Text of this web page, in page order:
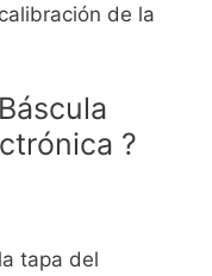
de la
?
tapa del